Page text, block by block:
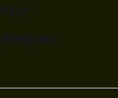
p.m.